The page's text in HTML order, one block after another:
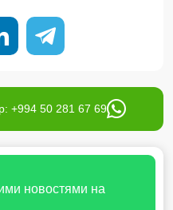
+994 50 281 67 69
новостями на